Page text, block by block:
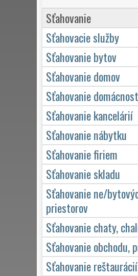
Sťahovanie
Sťahovacie služby
Sťahovanie bytov
Sťahovanie domov
Sťahovanie
Sťahovanie kancelárií
Sťahovanie nábytku
Sťahovanie firiem
Sťahovanie skladu
Sťahovanie ne/
priestorov
Sťahovanie chaty,
Sťahovanie obchodu,
Sťahovanie